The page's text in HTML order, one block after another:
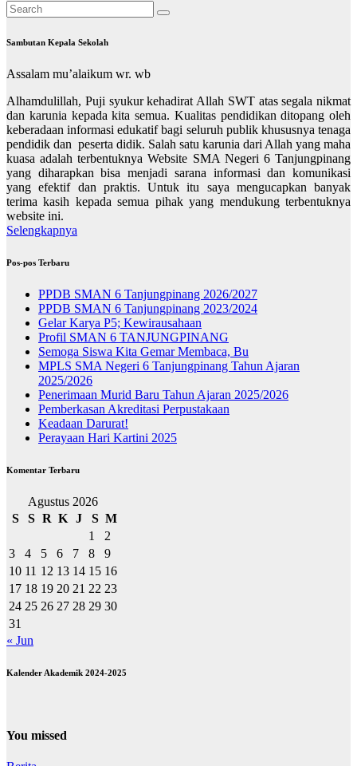
Sambutan Kepala Sekolah
Assalam mu’alaikum wr. wb
Alhamdulillah, Puji syukur kehadirat Allah SWT atas segala nikmat
dan karunia kepada kita semua. Kualitas pendidikan ditopang oleh
keberadaan informasi edukatif bagi seluruh publik khususnya tenaga
pendidik dan peserta didik. Salah satu karunia dari Allah yang maha
kuasa adalah terbentuknya Website SMA Negeri 6 Tanjungpinang
yang diharapkan bisa menjadi sarana informasi dan komunikasi
yang efektif dan praktis. Untuk itu saya mengucapkan banyak
terima kasih kepada semua pihak yang mendukung terbentuknya
website ini.
Selengkapnya
Pos-pos Terbaru
PPDB SMAN 6 Tanjungpinang 2026/2027
PPDB SMAN 6 Tanjungpinang 2023/2024
Gelar Karya P5; Kewirausahaan
Profil SMAN 6 TANJUNGPINANG
Semoga Siswa Kita Gemar Membaca, Bu
MPLS SMA Negeri 6 Tanjungpinang Tahun Ajaran
2025/2026
Penerimaan Murid Baru Tahun Ajaran 2025/2026
Pemberkasan Akreditasi Perpustakaan
Keadaan Darurat!
Perayaan Hari Kartini 2025
Komentar Terbaru
Agustus 2026
S
S R K J S M
1
2
3
4 5 6 7 8
9
10 11 12 13 14 15 16
17 18 19 20 21 22 23
24 25 26 27 28 29 30
31
« Jun
Kalender Akademik 2024-2025
You missed